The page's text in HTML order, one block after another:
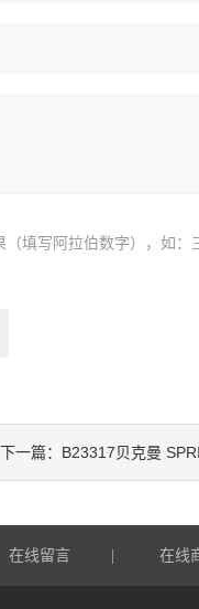
（填写阿拉伯数字），如：
下一篇： B23317贝克曼
在线留言 在线